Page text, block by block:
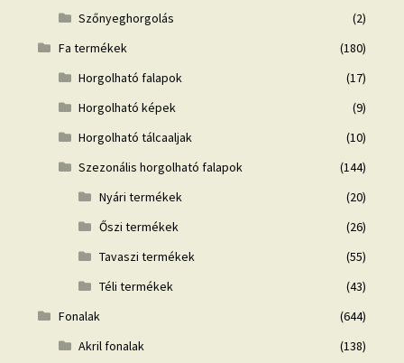
Szőnyeghorgolás
(2)
Fa termékek
(180)
Horgolható falapok
(17)
Horgolható képek
(9)
Horgolható tálcaaljak
(10)
Szezonális horgolható falapok
(144)
Nyári termékek
(20)
Őszi termékek
(26)
Tavaszi termékek
(55)
Téli termékek
(43)
Fonalak
(644)
Akril fonalak
(138)